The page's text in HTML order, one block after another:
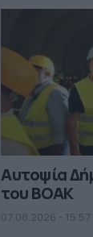
Αυτοψία
του ΒΟΑΚ
07.08.2026 - 15.57